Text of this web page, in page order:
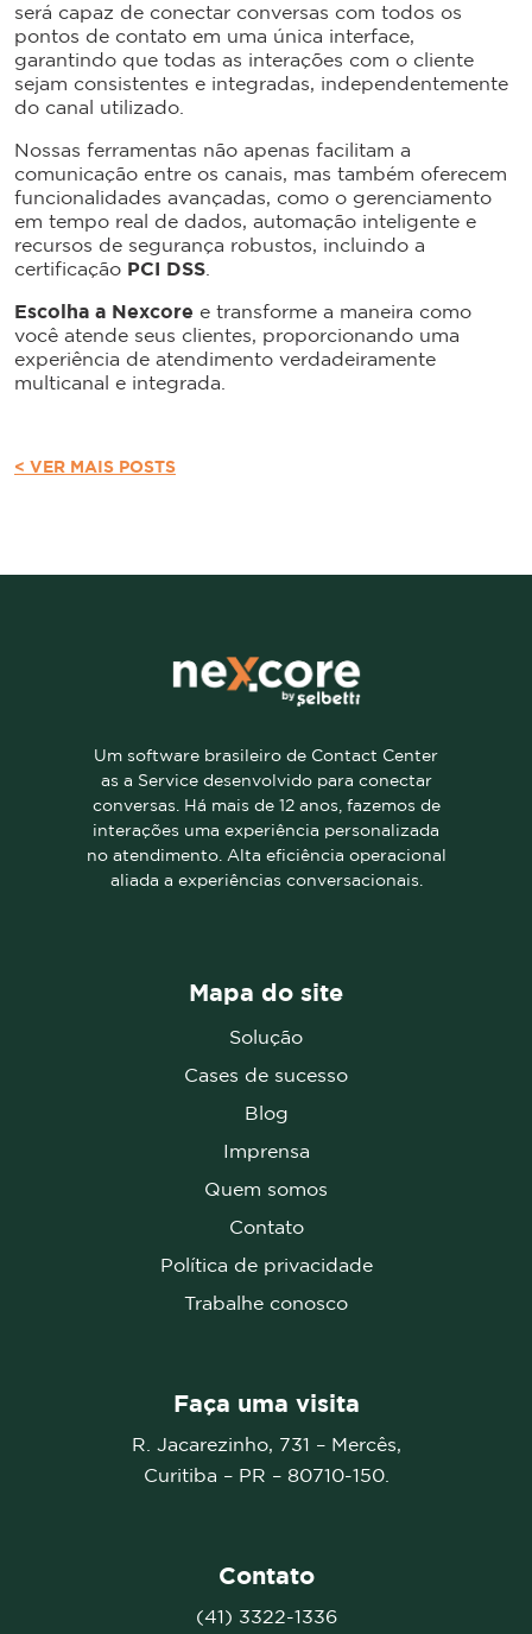
será capaz de conectar conversas com todos os
pontos de contato em uma única interface,
garantindo que todas as interações com o cliente
sejam consistentes e integradas, independentemente
do canal utilizado.
Nossas ferramentas não apenas facilitam a
comunicação entre os canais, mas também oferecem
funcionalidades avançadas, como o gerenciamento
em tempo real de dados, automação inteligente e
recursos de segurança robustos, incluindo a
certificação PCI DSS
Escolha a Nexcore e transforme a maneira como
você atende seus clientes, proporcionando uma
experiência de atendimento verdadeiramente
multicanal e integrada.
< VER MAIS POSTS
Um software brasileiro de Contact Center
as a Service desenvolvido para conectar
conversas. Há mais de 12 anos, fazemos de
interações uma experiência personalizada
no atendimento. Alta eficiência operacional
aliada a experiências conversacionais.
Mapa do site
Solução
Cases de sucesso
Blog
Imprensa
Quem somos
Contato
Política de privacidade
Trabalhe conosco
Faça uma visita
R. Jacarezinho, 731 – Mercês,
Curitiba – PR – 80710-150.
Contato
(41) 3322-1336